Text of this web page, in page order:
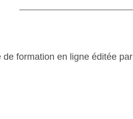
formation en ligne éditée par